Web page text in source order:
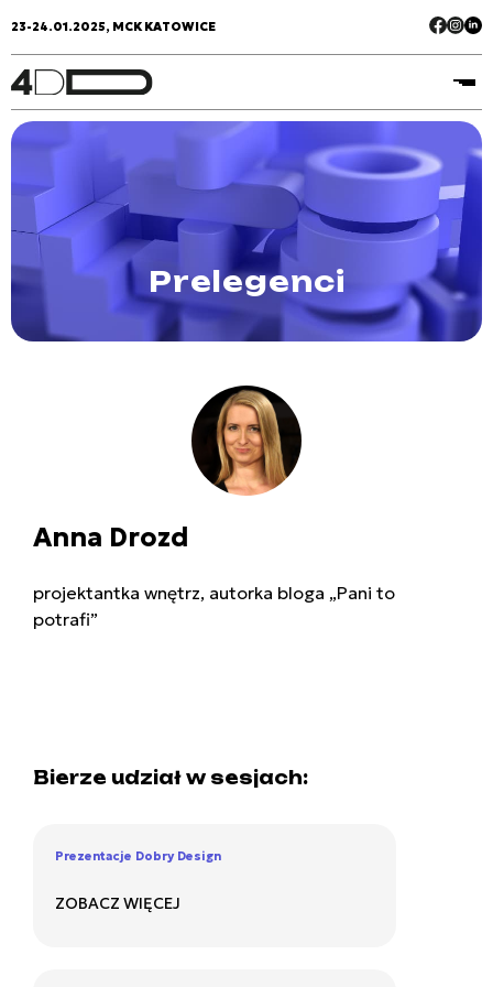
23-24.01.2025, MCK KATOWICE
Prelegenci
Anna Drozd
projektantka wnętrz, autorka bloga „Pani to
potrafi”
Bierze udział w sesjach:
Prezentacje Dobry Design
ZOBACZ WIĘCEJ